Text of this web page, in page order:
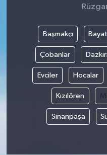
Başmakçı Bayat
Çobanlar
Evciler Hocalar
Kızılören
Sinanpaşa